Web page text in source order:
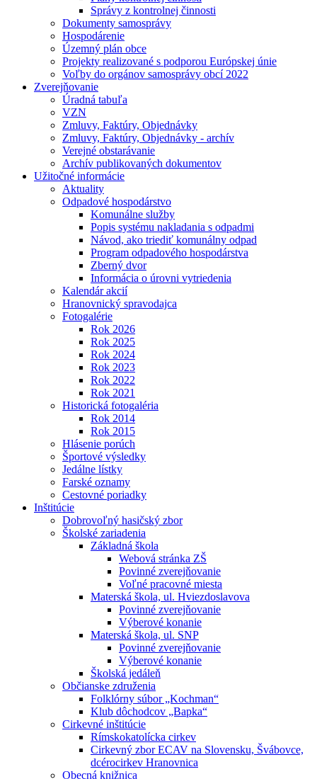
Správy z kontrolnej činnosti
Dokumenty samosprávy
Hospodárenie
Územný plán obce
Projekty realizované s podporou Európskej únie
Voľby do orgánov samosprávy obcí 2022
Zverejňovanie
Úradná tabuľa
VZN
Zmluvy, Faktúry, Objednávky
Zmluvy, Faktúry, Objednávky - archív
Verejné obstarávanie
Archív publikovaných dokumentov
Užitočné informácie
Aktuality
Odpadové hospodárstvo
Komunálne služby
Popis systému nakladania s odpadmi
Návod, ako triediť komunálny odpad
Program odpadového hospodárstva
Zberný dvor
Informácia o úrovni vytriedenia
Kalendár akcií
Hranovnický spravodajca
Fotogalérie
Rok 2026
Rok 2025
Rok 2024
Rok 2023
Rok 2022
Rok 2021
Historická fotogaléria
Rok 2014
Rok 2015
Hlásenie porúch
Športové výsledky
Jedálne lístky
Farské oznamy
Cestovné poriadky
Inštitúcie
Dobrovoľný hasičský zbor
Školské zariadenia
Základná škola
Webová stránka ZŠ
Povinné zverejňovanie
Voľné pracovné miesta
Materská škola, ul. Hviezdoslavova
Povinné zverejňovanie
Výberové konanie
Materská škola, ul. SNP
Povinné zverejňovanie
Výberové konanie
Školská jedáleň
Občianske združenia
Folklórny súbor „Kochman“
Klub dôchodcov „Bapka“
Cirkevné inštitúcie
Rímskokatolícka cirkev
Cirkevný zbor ECAV na Slovensku, Švábovce,
dcérocirkev Hranovnica
Obecná knižnica